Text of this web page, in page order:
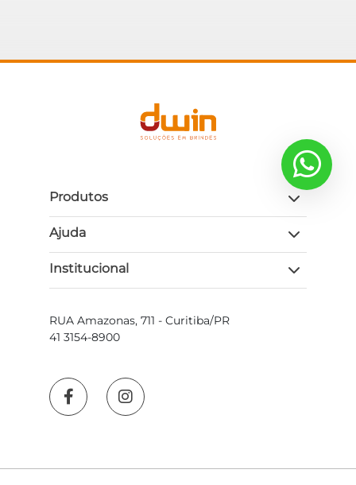
Produtos
Ajuda
Institucional
RUA Amazonas, 711 - Curitiba/PR
41 3154-8900